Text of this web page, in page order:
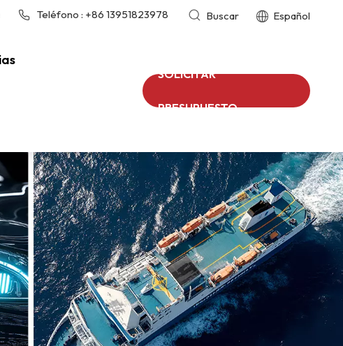
Teléfono : +86 13951823978 Buscar Español
SOLICITAR
PRESUPUESTO